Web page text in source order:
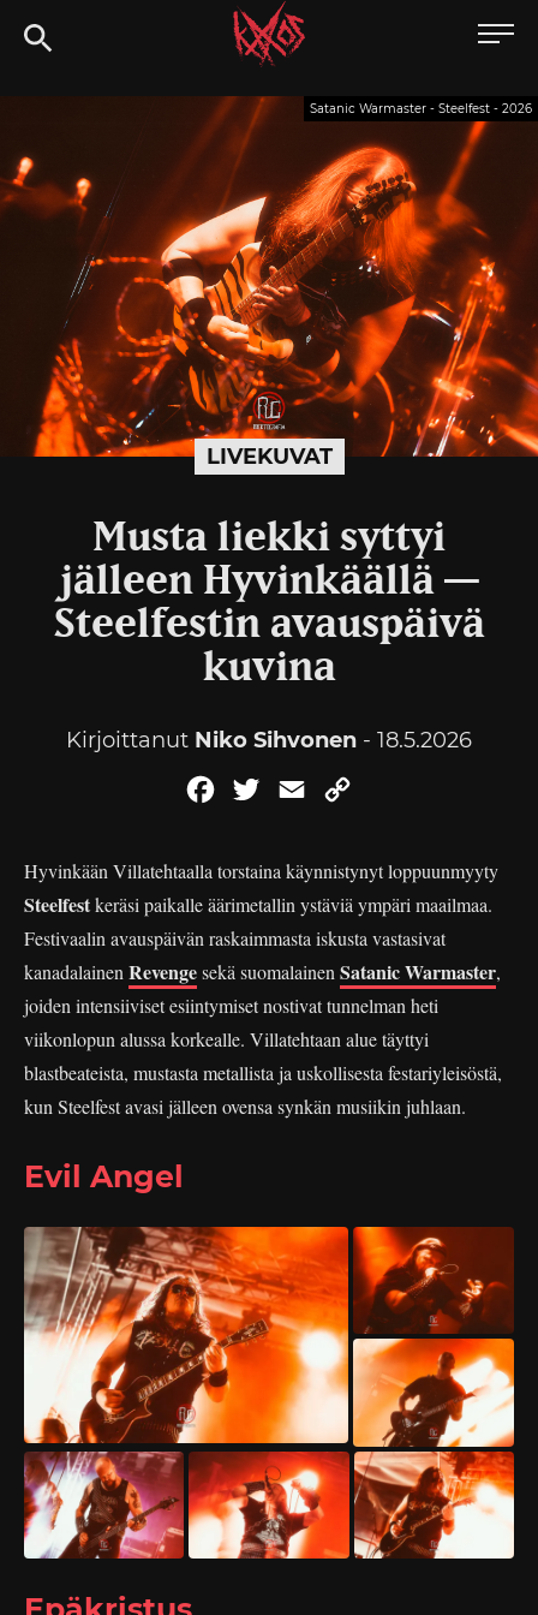
Siirry
suoraan
Kaaoszine
LIVEKUVAT
Satanic Warmaster - Steelfest - 2026
Musta liekki syttyi
jälleen Hyvinkäällä —
Steelfestin avauspäivä
kuvina
Kirjoittanut Niko Sihvonen - 18.5.2026
FacebookTwitterEmail
Hyvinkään Villatehtaalla torstaina käynnistynyt loppuunmyyty
Steelfestkeräsi paikalle äärimetallin ystäviä ympäri maailmaa.
Festivaalin avauspäivän raskaimmasta iskusta vastasivat
kanadalainen Revengesekä suomalainen Satanic Warmaster,
joiden intensiiviset esiintymiset nostivat tunnelman heti
viikonlopun alussa korkealle. Villatehtaan alue täyttyi
blastbeateista, mustasta metallista ja uskollisesta festariyleisöstä,
kun Steelfest avasi jälleen ovensa synkän musiikin juhlaan.
Evil Angel